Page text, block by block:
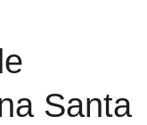
CON PRESIDENTES
MÉXICO.Santa